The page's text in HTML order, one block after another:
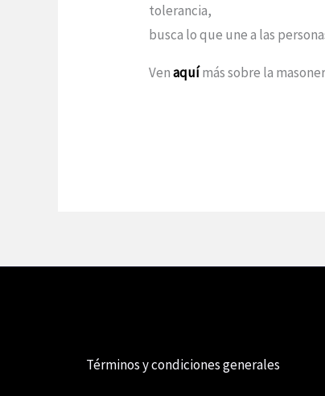
tolerancia,
busca lo que une a las
Venaquímás sobre la
Términos y condiciones generales